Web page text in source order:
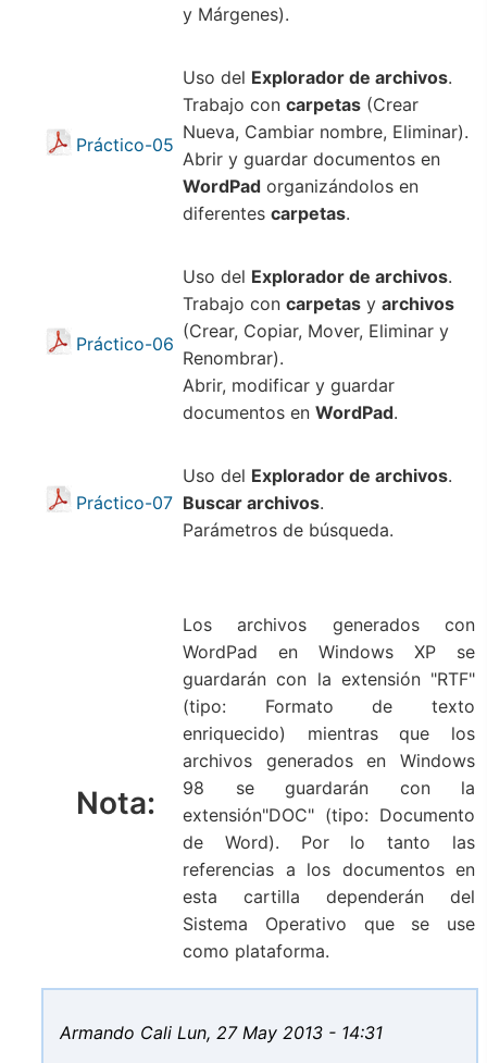
y Márgenes).
Práctico-05
Uso del Explorador de archivos.
Trabajo con carpetas (Crear
Nueva, Cambiar nombre, Eliminar).
Abrir y guardar documentos en
WordPad organizándolos en
diferentes carpetas.
Práctico-06
Uso del Explorador de archivos.
Trabajo con carpetas y archivos
(Crear, Copiar, Mover, Eliminar y
Renombrar).
Abrir, modificar y guardar
documentos en WordPad.
Práctico-07
Uso del Explorador de archivos.
Buscar archivos.
Parámetros de búsqueda.
Nota:
Los archivos generados con
WordPad en Windows XP se
guardarán con la extensión "RTF"
(tipo: Formato de texto
enriquecido) mientras que los
archivos generados en Windows
98 se guardarán con la
extensión"DOC" (tipo: Documento
de Word). Por lo tanto las
referencias a los documentos en
esta cartilla dependerán del
Sistema Operativo que se use
como plataforma.
Armando Cali Lun, 27 May 2013 - 14:31